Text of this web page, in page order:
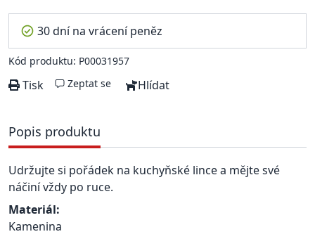
30 dní na vrácení peněz
Kód produktu: P00031957
Tisk Zeptat se Hlídat
Popis produktu
Udržujte si pořádek na kuchyňské lince a mějte své
náčiní vždy po ruce.
Materiál:
Kamenina